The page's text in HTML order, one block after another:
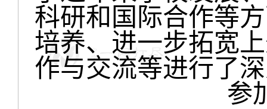
科研和国际合作等
培养、进一步拓宽
作与交流等进行了
参